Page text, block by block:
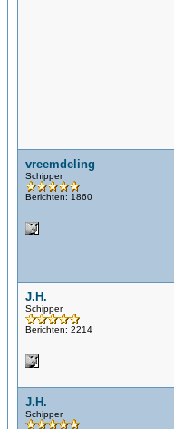
vreemdeling
Schipper
Berichten: 1860
J.H.
Schipper
Berichten: 2214
J.H.
Schipper